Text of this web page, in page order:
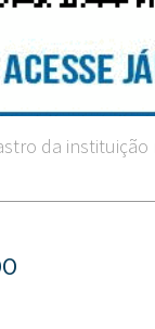
da instituição